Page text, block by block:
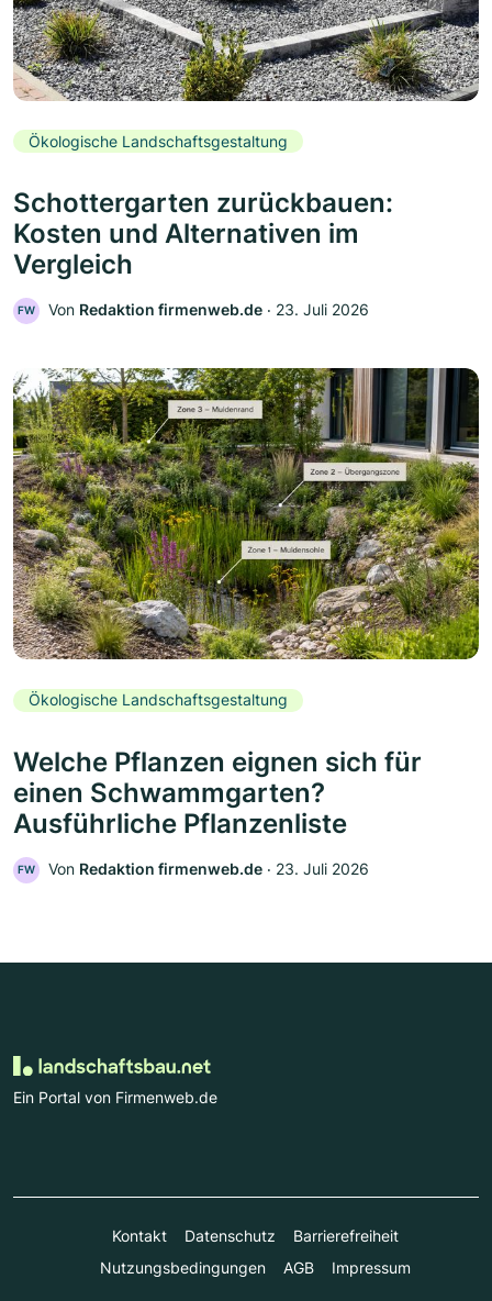
Ökologische Landschaftsgestaltung
Schottergarten zurückbauen:
Kosten und Alternativen im
Vergleich
FW Von Redaktion firmenweb.de ‧ 23. Juli 2026
Ökologische Landschaftsgestaltung
Welche Pflanzen eignen sich für
einen Schwammgarten?
Ausführliche Pflanzenliste
FW Von Redaktion firmenweb.de ‧ 23. Juli 2026
Ein Portal von Firmenweb.de
Kontakt Datenschutz
Barrierefreiheit
Nutzungsbedingungen
AGB Impressum